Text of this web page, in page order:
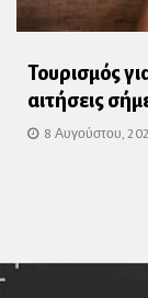
Τουρισμός
αιτήσεις
8 Αυγούστου,